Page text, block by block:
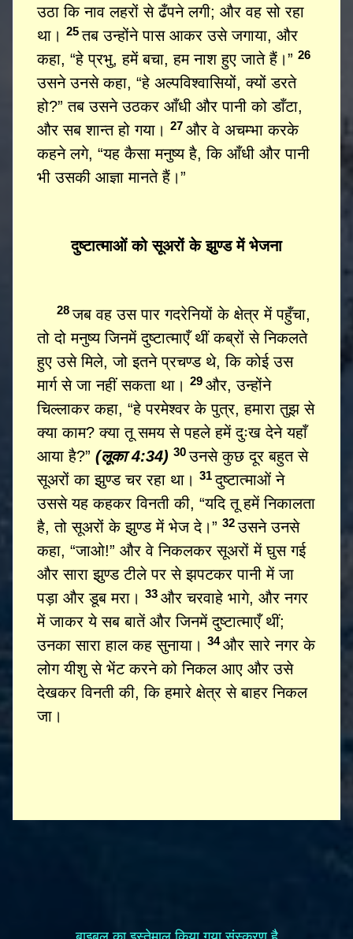
उठा कि नाव लहरों से ढँपने लगी; और वह सो रहा
था।25तब उन्होंने पास आकर उसे जगाया, और
कहा, “हे प्रभु, हमें बचा, हम नाश हुए जाते हैं।”26
उसने उनसे कहा, “हे अल्पविश्वासियों, क्यों डरते
हो?” तब उसने उठकर आँधी और पानी को डाँटा,
और सब शान्त हो गया।27 और वे अचम्भा करके
कहने लगे, “यह कैसा मनुष्य है, कि आँधी और पानी
भी उसकी आज्ञा मानते हैं।”
दुष्टात्माओं को सूअरों के झुण्ड में भेजना
28जब वह उस पार गदरेनियों के क्षेत्र में पहुँचा,
तो दो मनुष्य जिनमें दुष्टात्माएँ थीं कब्रों से निकलते
हुए उसे मिले, जो इतने प्रचण्ड थे, कि कोई उस
मार्ग से जा नहीं सकता था।29 और, उन्होंने
चिल्लाकर कहा, “हे परमेश्वर के पुत्र, हमारा तुझ से
क्या काम? क्या तू समय से पहले हमें दुःख देने यहाँ
आया है?”(लूका 4:34)30उनसे कुछ दूर बहुत से
सूअरों का झुण्ड चर रहा था।31दुष्टात्माओं ने
उससे यह कहकर विनती की, “यदि तू हमें निकालता
है, तो सूअरों के झुण्ड में भेज दे।”32उसने उनसे
कहा, “जाओ!” और वे निकलकर सूअरों में घुस गई
और सारा झुण्ड टीले पर से झपटकर पानी में जा
पड़ा और डूब मरा।33 और चरवाहे भागे, और नगर
में जाकर ये सब बातें और जिनमें दुष्टात्माएँ थीं;
उनका सारा हाल कह सुनाया।34 और सारे नगर के
लोग यीशु से भेंट करने को निकल आए और उसे
देखकर विनती की, कि हमारे क्षेत्र से बाहर निकल
जा।